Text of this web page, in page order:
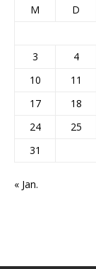
M D
3
4
10
11
17
18
24
25
31
« Jan.